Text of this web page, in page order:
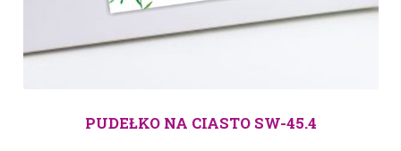
PUDEŁKO NA CIASTO SW-45.4